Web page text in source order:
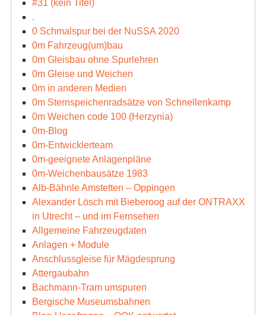
#31 (kein Titel)
.
0 Schmalspur bei der NuSSA 2020
0m Fahrzeug(um)bau
0m Gleisbau ohne Spurlehren
0m Gleise und Weichen
0m in anderen Medien
0m Sternspeichenradsätze von Schnellenkamp
0m Weichen code 100 (Herzynia)
0m-Blog
0m-Entwicklerteam
0m-geeignete Anlagenpläne
0m-Weichenbausätze 1983
Alb-Bähnle Amstetten – Oppingen
Alexander Lösch mit Bieberoog auf der ONTRAXX
in Utrecht – und im Fernsehen
Allgemeine Fahrzeugdaten
Anlagen + Module
Anschlussgleise für Mägdesprung
Attergaubahn
Bachmann-Tram umspuren
Bergische Museumsbahnen